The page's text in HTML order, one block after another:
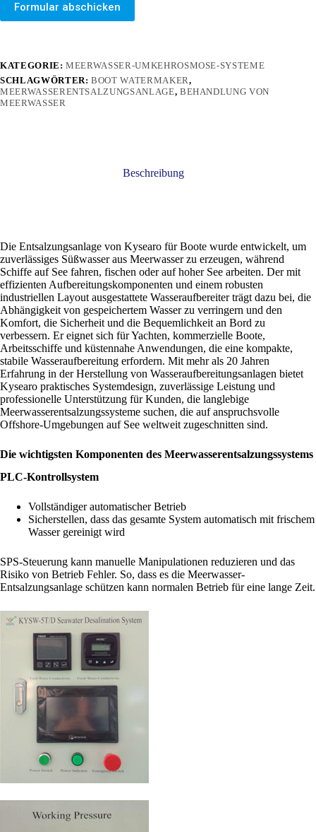
Formular abschicken
KATEGORIE:MEERWASSER-UMKEHROSMOSE-SYSTEME
SCHLAGWÖRTER:BOOT WATERMAKER,
MEERWASSERENTSALZUNGSANLAGE, BEHANDLUNG VON
MEERWASSER
Beschreibung
Die Entsalzungsanlage von Kysearo für Boote wurde entwickelt, um
zuverlässiges Süßwasser aus Meerwasser zu erzeugen, während
Schiffe auf See fahren, fischen oder auf hoher See arbeiten. Der mit
effizienten Aufbereitungskomponenten und einem robusten
industriellen Layout ausgestattete Wasseraufbereiter trägt dazu bei, die
Abhängigkeit von gespeichertem Wasser zu verringern und den
Komfort, die Sicherheit und die Bequemlichkeit an Bord zu
verbessern. Er eignet sich für Yachten, kommerzielle Boote,
Arbeitsschiffe und küstennahe Anwendungen, die eine kompakte,
stabile Wasseraufbereitung erfordern. Mit mehr als 20 Jahren
Erfahrung in der Herstellung von Wasseraufbereitungsanlagen bietet
Kysearo praktisches Systemdesign, zuverlässige Leistung und
professionelle Unterstützung für Kunden, die langlebige
Meerwasserentsalzungssysteme suchen, die auf anspruchsvolle
Offshore-Umgebungen auf See weltweit zugeschnitten sind.
Die wichtigsten Komponenten des Meerwasserentsalzungssystems
PLC-Kontrollsystem
Vollständiger automatischer Betrieb
Sicherstellen, dass das gesamte System automatisch mit frischem
Wasser gereinigt wird
SPS-Steuerung kann manuelle Manipulationen reduzieren und das
Risiko von Betrieb Fehler. So, dass es die Meerwasser-
Entsalzungsanlage schützen kann normalen Betrieb für eine lange Zeit.